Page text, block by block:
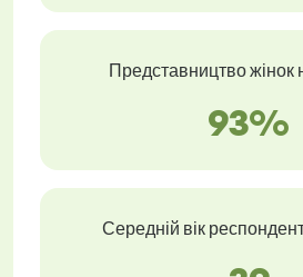
Представництво жінок
93%
Середній вік